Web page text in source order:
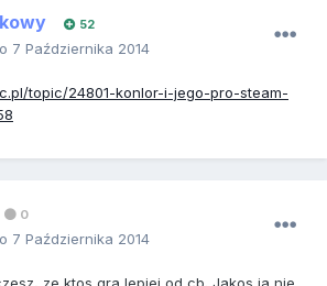
52
7 Października 2014
topic/24801-konlor-i-jego-pro-steam-
0
7 Października 2014